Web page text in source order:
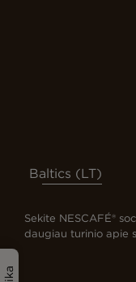
Baltics (LT)
Sekite NESCAFÉ®
daugiau turinio apie